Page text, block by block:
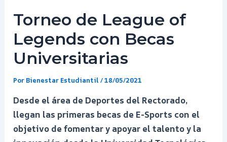
Torneo de League of
Legends con Becas
Universitarias
Por Bienestar Estudiantil/18/05/2021
Desde el área de Deportes del Rectorado,
llegan las primeras becas de E-Sports con el
objetivo de fomentar y apoyar el talento y la